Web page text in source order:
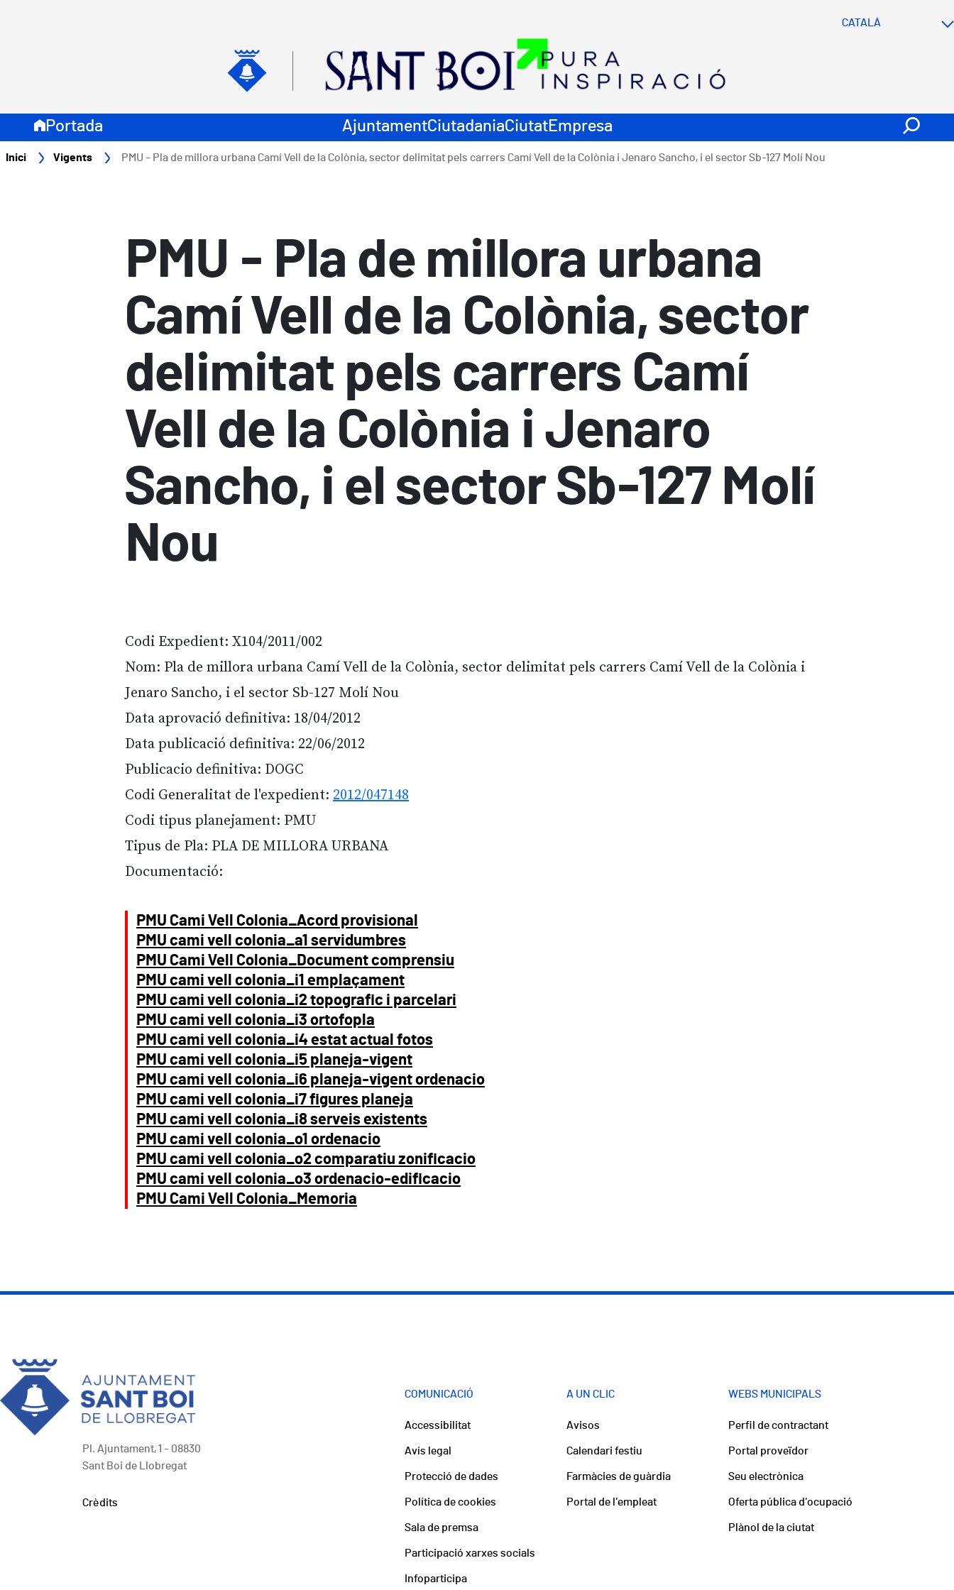
Navegació secundari
Portada Navegació principal
AjuntamentCiutadaniaCiutatEmpresa SVG
Fil d'ariadna
Inici Vigents PMU - Pla de millora urbana Camí Vell de la Colònia, sector delimitat pels carrers Camí Vell de la Colònia i Jenaro Sancho, i el sector Sb-127 Molí Nou
PMU - Pla de millora urbana
Camí Vell de la Colònia, sector
delimitat pels carrers Camí
Vell de la Colònia i Jenaro
Sancho, i el sector Sb-127 Molí
Nou
Codi Expedient: X104/2011/002
Nom: Pla de millora urbana Camí Vell de la Colònia, sector delimitat pels carrers Camí Vell de la Colònia i
Jenaro Sancho, i el sector Sb-127 Molí Nou
Data aprovació definitiva: 18/04/2012
Data publicació definitiva: 22/06/2012
Publicacio definitiva: DOGC
Codi Generalitat de l'expedient: 2012/047148
Codi tipus planejament: PMU
Tipus de Pla: PLA DE MILLORA URBANA
Documentació:
PMU Cami Vell Colonia_Acord provisional
PMU cami vell colonia_a1 servidumbres
PMU Cami Vell Colonia_Document comprensiu
PMU cami vell colonia_i1 emplaçament
PMU cami vell colonia_i2 topografic i parcelari
PMU cami vell colonia_i3 ortofopla
PMU cami vell colonia_i4 estat actual fotos
PMU cami vell colonia_i5 planeja-vigent
PMU cami vell colonia_i6 planeja-vigent ordenacio
PMU cami vell colonia_i7 figures planeja
PMU cami vell colonia_i8 serveis existents
PMU cami vell colonia_o1 ordenacio
PMU cami vell colonia_o2 comparatiu zonificacio
PMU cami vell colonia_o3 ordenacio-edificacio
PMU Cami Vell Colonia_Memoria
Pl. Ajuntament, 1 - 08830
Sant Boi de Llobregat
Peu
Crèdits
COMUNICACIÓ
Accessibilitat
Avís legal
Protecció de dades
Política de cookies
Sala de premsa
Participació xarxes socials
Infoparticipa
A UN CLIC
Avisos
Calendari festiu
Farmàcies de guàrdia
Portal de l'empleat
WEBS MUNICIPALS
Perfil de contractant
Portal proveïdor
Seu electrònica
Oferta pública d'ocupació
Plànol de la ciutat